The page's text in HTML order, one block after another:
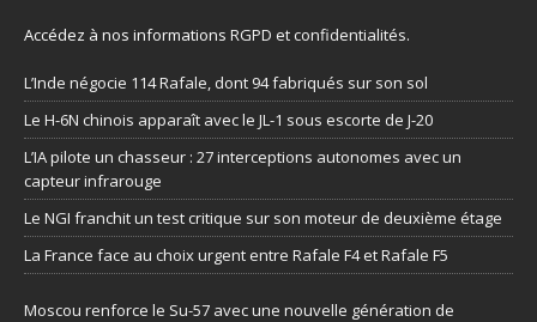
Accédez à nos informations RGPD et confidentialités.
L’Inde négocie 114 Rafale, dont 94 fabriqués sur son sol
Le H-6N chinois apparaît avec le JL-1 sous escorte de J-20
L’IA pilote un chasseur : 27 interceptions autonomes avec un
capteur infrarouge
Le NGI franchit un test critique sur son moteur de deuxième étage
La France face au choix urgent entre Rafale F4 et Rafale F5
Moscou renforce le Su-57 avec une nouvelle génération de